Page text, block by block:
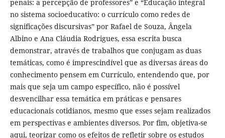
penais: a percepção de professores” e “Educação integral
no sistema socioeducativo: o currículo como redes de
significações discursivas” por Rafael de Souza, Ângela
Albino e Ana Cláudia Rodrigues, essa escrita busca
demonstrar, através de trabalhos que conjugam as duas
temáticas, como é imprescindível que as diversas áreas do
conhecimento pensem em Currículo, entendendo que, por
mais que seja um campo específico, não é possível
desvencilhar essa temática em práticas e pensares
educacionais cotidianos, mesmo que esses sejam realizados
em perspectivas e ambientes diversos. Por fim, objetiva-se
aqui, teorizar como os efeitos de refletir sobre os estudos